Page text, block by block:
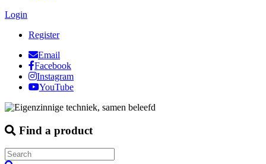
Login
Register
Email
Facebook
Instagram
YouTube
Find a product